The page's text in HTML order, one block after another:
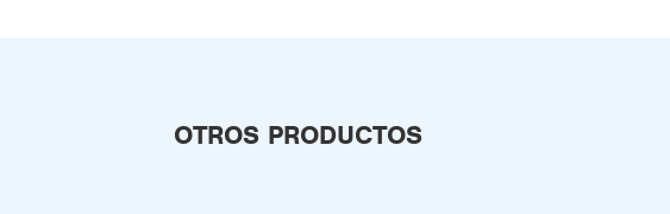
OTROS PRODUCTOS